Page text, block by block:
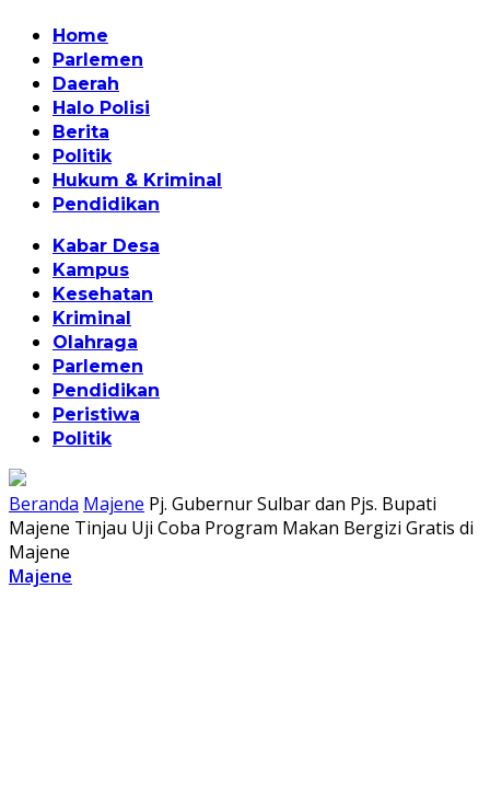
Home
Parlemen
Daerah
Halo Polisi
Berita
Politik
Hukum & Kriminal
Pendidikan
Kabar Desa
Kampus
Kesehatan
Kriminal
Olahraga
Parlemen
Pendidikan
Peristiwa
Politik
Beranda Majene Pj. Gubernur Sulbar dan Pjs. Bupati
Majene Tinjau Uji Coba Program Makan Bergizi Gratis di
Majene
Majene